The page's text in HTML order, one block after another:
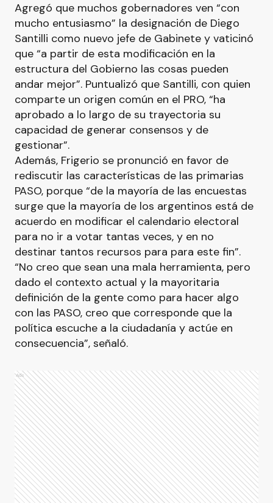
Agregó que muchos gobernadores ven “con
mucho entusiasmo” la designación de Diego
Santilli como nuevo jefe de Gabinete y vaticinó
que “a partir de esta modificación en la
estructura del Gobierno las cosas pueden
andar mejor”. Puntualizó que Santilli, con quien
comparte un origen común en el PRO, “ha
aprobado a lo largo de su trayectoria su
capacidad de generar consensos y de
gestionar”.
Además, Frigerio se pronunció en favor de
rediscutir las características de las primarias
PASO, porque “de la mayoría de las encuestas
surge que la mayoría de los argentinos está de
acuerdo en modificar el calendario electoral
para no ir a votar tantas veces, y en no
destinar tantos recursos para para este fin”.
“No creo que sean una mala herramienta, pero
dado el contexto actual y la mayoritaria
definición de la gente como para hacer algo
con las PASO, creo que corresponde que la
política escuche a la ciudadanía y actúe en
consecuencia”, señaló.
Ads